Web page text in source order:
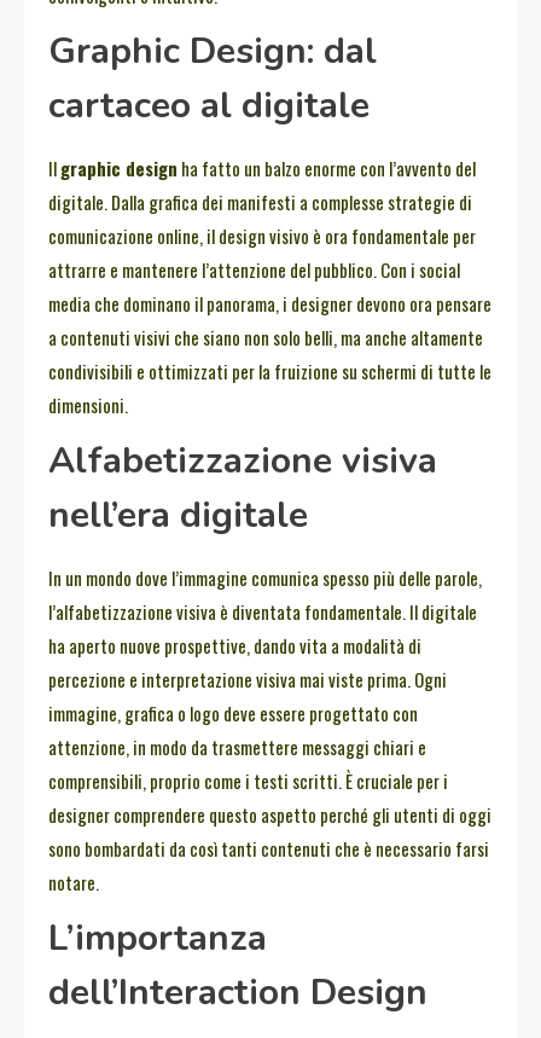
Graphic Design: dal
cartaceo al digitale
Ilgraphic design ha fatto un balzo enorme con l’avvento del
digitale. Dalla grafica dei manifesti a complesse strategie di
comunicazione online, il design visivo è ora fondamentale per
attrarre e mantenere l’attenzione del pubblico. Con i social
media che dominano il panorama, i designer devono ora pensare
a contenuti visivi che siano non solo belli, ma anche altamente
condivisibili e ottimizzati per la fruizione su schermi di tutte le
dimensioni.
Alfabetizzazione visiva
nell’era digitale
In un mondo dove l’immagine comunica spesso più delle parole,
l’alfabetizzazione visiva è diventata fondamentale. Il digitale
ha aperto nuove prospettive, dando vita a modalità di
percezione e interpretazione visiva mai viste prima. Ogni
immagine, grafica o logo deve essere progettato con
attenzione, in modo da trasmettere messaggi chiari e
comprensibili, proprio come i testi scritti. È cruciale per i
designer comprendere questo aspetto perché gli utenti di oggi
sono bombardati da così tanti contenuti che è necessario farsi
notare.
L’importanza
dell’Interaction Design